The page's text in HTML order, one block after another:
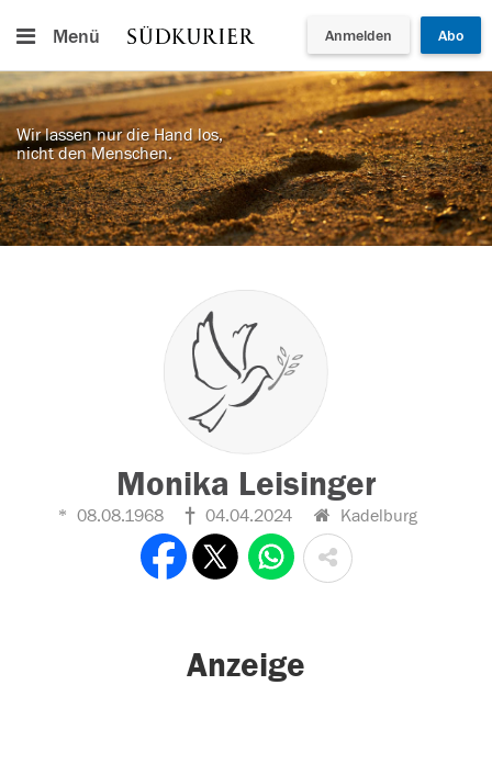
Menü Anmelden Abo
Wir lassen nur die Hand los,
nicht den Menschen.
Monika Leisinger
08.08.1968 04.04.2024 Kadelburg
Anzeige